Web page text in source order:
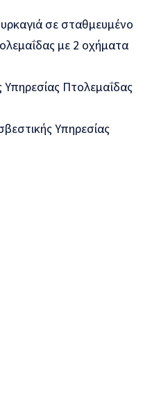
σε σταθμευμένο
με 2 οχήματα
Υπηρεσίας Πτολεμαΐδας
Υπηρεσίας